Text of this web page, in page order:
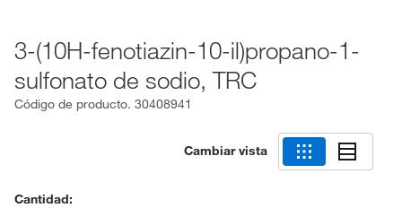
3-(10H-fenotiazin-10-il)propano-1-
sulfonato de sodio, TRC
Código de producto. 30408941
Cambiar vista
Cantidad: